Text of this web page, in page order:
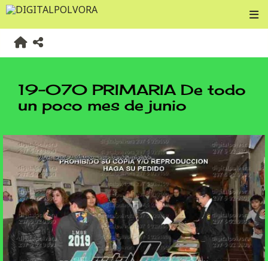
19-070 PRIMARIA De todo
un poco mes de junio